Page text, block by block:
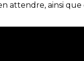
attendre, ainsi